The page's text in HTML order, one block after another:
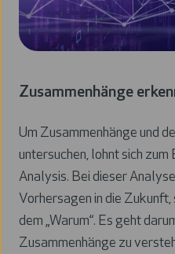
Zusammenhänge
Um Zusammenhänge und
untersuchen, lohnt sich
Analysis. Bei dieser
Vorhersagen in die Zukunft,
dem „Warum“. Es geht
Zusammenhänge zu